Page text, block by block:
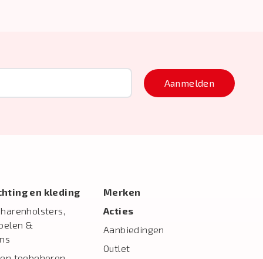
Aanmelden
en kleding
&
Merken
Acties
Aanbiedingen
Outlet